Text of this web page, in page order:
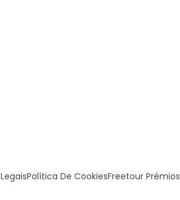
Política De CookiesFreetour Prémios